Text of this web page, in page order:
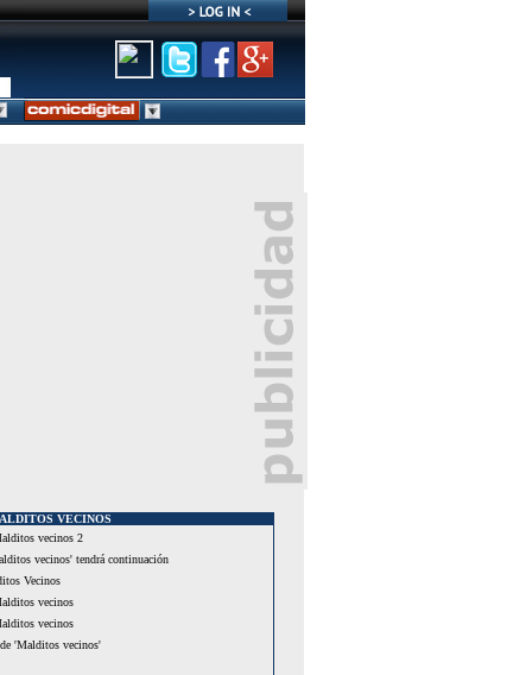
VECINOS
vecinos 2
vecinos' tendrá continuación
Vecinos
vecinos
vecinos
'Malditos vecinos'